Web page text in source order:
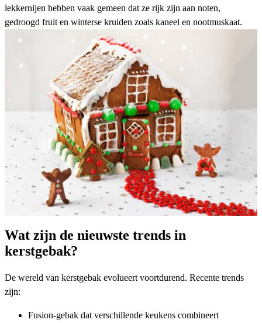
lekkernijen hebben vaak gemeen dat ze rijk zijn aan noten,
gedroogd fruit en winterse kruiden zoals kaneel en nootmuskaat.
Wat zijn de nieuwste trends in
kerstgebak?
De wereld van kerstgebak evolueert voortdurend. Recente trends
zijn:
Fusion-gebak dat verschillende keukens combineert